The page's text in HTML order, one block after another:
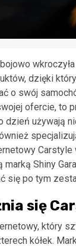
dzięki
o swój
ofercie, to
dzień używają
Carstyle
Shiny
się po tym
się
który
kółek.